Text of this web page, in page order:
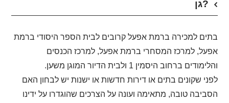
גן?
בתים למכירה ברמת אפעל קרובים לבית הספר היסודי ברמת
אפעל, למרכז המסחרי ברמת אפעל, למרכז הכנסים
והלימודים ברחוב היסמין 1 ולבית הדיור המוגן משען.
לפני שקונים בתים או דירות חדשות או ישנות יש לבחון האם
הסביבה טובה, מתאימה ועונה על הצרכים שהוגדרו על ידינו